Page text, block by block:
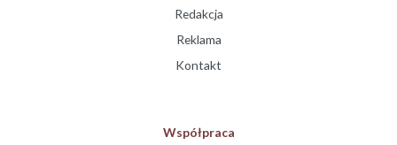
Redakcja
Reklama
Kontakt
Współpraca